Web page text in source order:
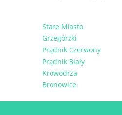
Stare Miasto
Grzegórzki
Prądnik Czerwony
Prądnik Biały
Krowodrza
Bronowice